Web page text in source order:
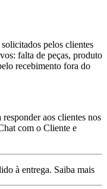
pelos clientes
falta de peças, produto
recebimento fora do
aos clientes nos
com o Cliente e
à entrega. Saiba mais